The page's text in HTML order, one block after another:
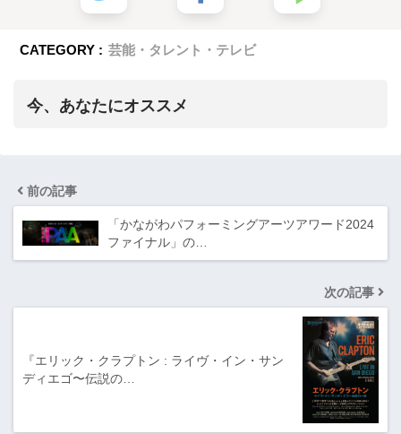
CATEGORY : 芸能・タレント・テレビ
今、あなたにオススメ
前の記事
「かながわパフォーミングアーツアワード2024
ファイナル」の…
次の記事
『エリック・クラプトン : ライヴ・イン・サン
ディエゴ〜伝説の…